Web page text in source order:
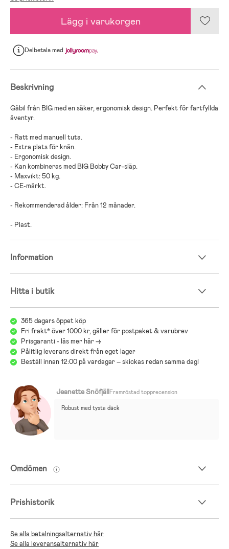
Lägg i varukorgen
Delbetalamed
Beskrivning
Gåbil från BIG med en säker, ergonomisk design. Perfekt för fartfyllda
äventyr.
- Ratt med manuell tuta.
- Extra plats för knän.
- Ergonomisk design.
- Kan kombineras med BIG Bobby Car-släp.
- Maxvikt: 50 kg.
- CE-märkt.
- Rekommenderad ålder: Från 12 månader.
- Plast.
Information
Hitta i butik
365 dagars öppet köp
Fri frakt* över 1000 kr, gäller för postpaket & varubrev
Prisgaranti - läs mer här ->
Pålitlig leverans direkt från eget lager
Beställ innan 12:00 på vardagar – skickas redan samma dag!
Jeanette SnöfjällFramröstad topprecension
Robust med tysta däck
Omdömen
Prishistorik
Se alla betalningsalternativ här
Se alla leveransalternativ här